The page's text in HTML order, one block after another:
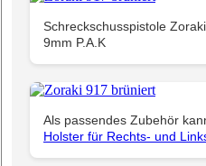
Schreckschusspistole
9mm P.A.K
Als passendes Zubehör
Holster für Rechts- und